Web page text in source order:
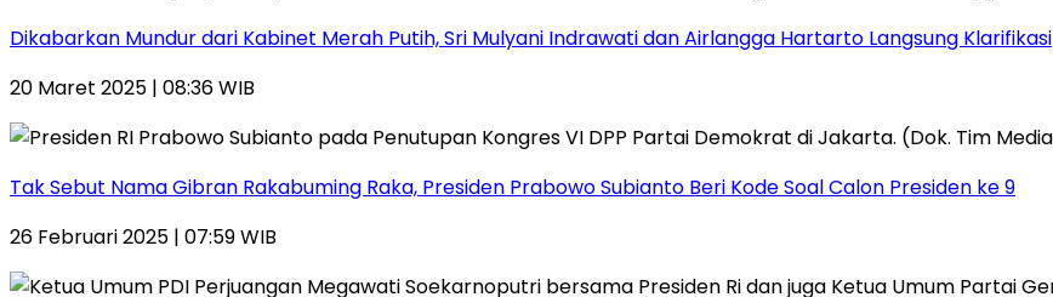
Dikabarkan Mundur dari Kabinet Merah Putih, Sri Mulyani Indrawati dan Airlangga Hartarto Langsung Klarifikasi
20 Maret 2025 | 08:36 WIB
Tak Sebut Nama Gibran Rakabuming Raka, Presiden Prabowo Subianto Beri Kode Soal Calon Presiden ke 9
26 Februari 2025 | 07:59 WIB